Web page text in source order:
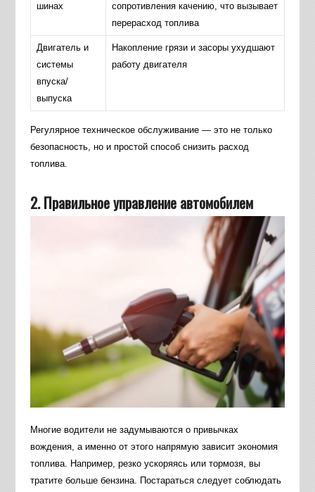
шинах
сопротивления качению, что вызывает
перерасход топлива
Двигатель и
системы
впуска/
выпуска
Накопление грязи и засоры ухудшают
работу двигателя
Регулярное техническое обслуживание — это не только
безопасность, но и простой способ снизить расход
топлива.
2. Правильное управление автомобилем
Многие водители не задумываются о привычках
вождения, а именно от этого напрямую зависит экономия
топлива. Например, резко ускоряясь или тормозя, вы
тратите больше бензина. Постараться следует соблюдать